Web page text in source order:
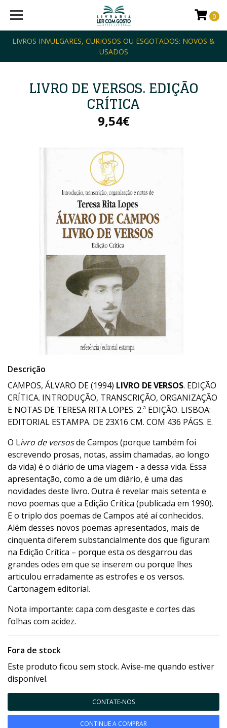
LIVROS INVULGARES, CURIOSOS OU ESGOTADOS: NOVOS &
USADOS
0
LIVRO DE VERSOS. EDIÇÃO
CRÍTICA
9,54€
Descrição
CAMPOS, ÁLVARO DE (1994) LIVRO DE VERSOS. EDIÇÃO
CRÍTICA. INTRODUÇÃO, TRANSCRIÇÃO, ORGANIZAÇÃO
E NOTAS DE TERESA RITA LOPES. 2.ª EDIÇÃO. LISBOA:
EDITORIAL ESTAMPA. DE 23X16 CM. COM 436 PÁGS. E.
O Livro de versosde Campos (porque também foi
escrevendo prosas, notas, assim chamadas, ao longo
da vida) é o diário de uma viagem - a dessa vida. Essa
apresentação, como a de um diário, é uma das
novidades deste livro. Outra é revelar mais setenta e
novo poemas que a Edição Crítica (publicada em 1990).
E o triplo dos poemas de Campos até aí conhecidos.
Além desses novos poemas apresentados, mais de
cinquenta diferem substancialmente dos que figuram
na Edição Crítica – porque esta os desgarrou das
grandes odes em que se inserem ou porque lhes
articulou erradamente as estrofes e os versos.
Cartonagem editorial.
Nota importante: capa com desgaste e cortes das
folhas com acidez.
Fora de stock
Este produto ficou sem stock. Avise-me quando estiver
disponível.
CONTATE-NOS
CONTINUE A COMPRAR